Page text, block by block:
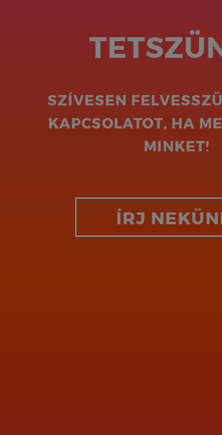
SZÍVESEN
KAPCSOLATOT, HA
MINKET!
ÍRJ